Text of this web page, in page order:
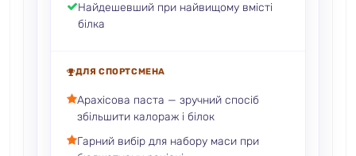
Найдешевший при найвищому вмісті
білка
ДЛЯ СПОРТСМЕНА
Арахісова паста — зручний спосіб
збільшити калораж і білок
Гарний вибір для набору маси при